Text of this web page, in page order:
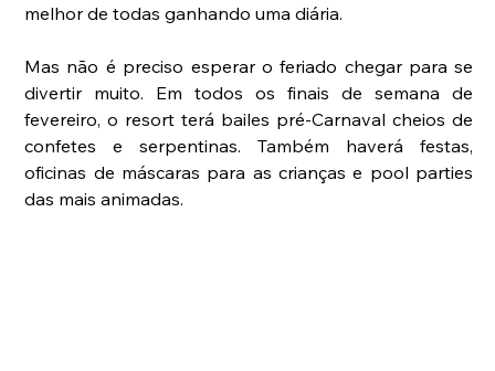
melhor de todas ganhando uma diária.
Mas não é preciso esperar o feriado chegar para se
divertir muito. Em todos os finais de semana de
fevereiro, o resort terá bailes pré-Carnaval cheios de
confetes e serpentinas. Também haverá festas,
oficinas de máscaras para as crianças e pool parties
das mais animadas.